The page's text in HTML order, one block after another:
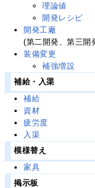
理論値
開発レシピ
開発工廠
(第二開発、第三開
装備変更
補強増設
補給・入渠
補給
資材
疲労度
入渠
模様替え
家具
掲示板